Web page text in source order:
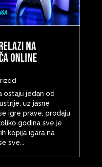
na
online
ostaju jedan od
uz jasne
igre prave, prodaju
godina sve je
kopija igara na
sve...